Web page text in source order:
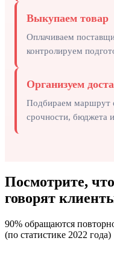
Выкупаем товар
Оплачиваем
контролируем
Организуем
Подбираем маршрут
срочности, бюджета
Посмотрите, что
говорят
90% обращаются
(по статистике 2022 года)